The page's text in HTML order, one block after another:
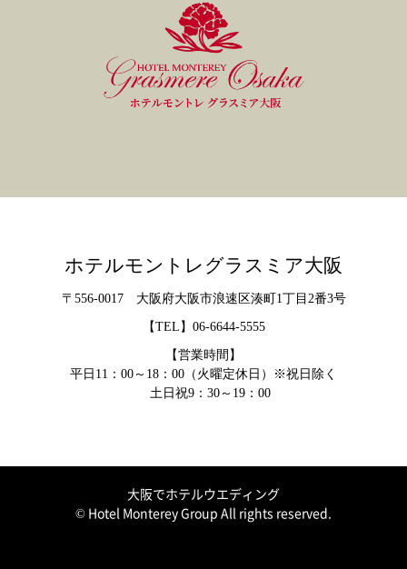
ホテルモントレグラスミア大阪
〒556-0017 大阪府大阪市浪速区湊町1丁目2番3号
【TEL】 06-6644-5555
【営業時間】
平日11：00～18：00（火曜定休日）※祝日除く
土日祝9：30～19：00
大阪でホテルウエディング
© Hotel Monterey Group All rights reserved.